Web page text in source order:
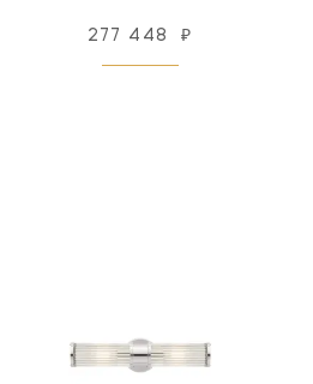
277 448 ₽